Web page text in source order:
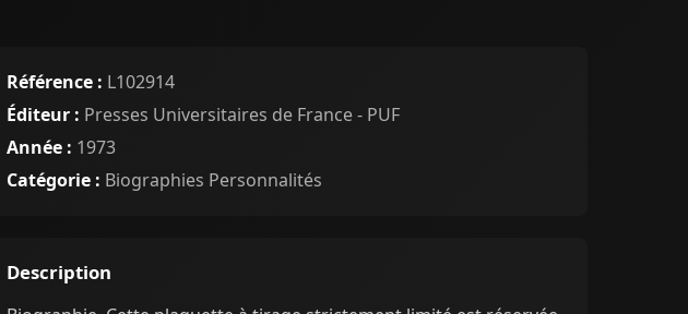
Référence : L102914
Éditeur : Presses Universitaires de France - PUF
Année : 1973
Catégorie : Biographies Personnalités
Description